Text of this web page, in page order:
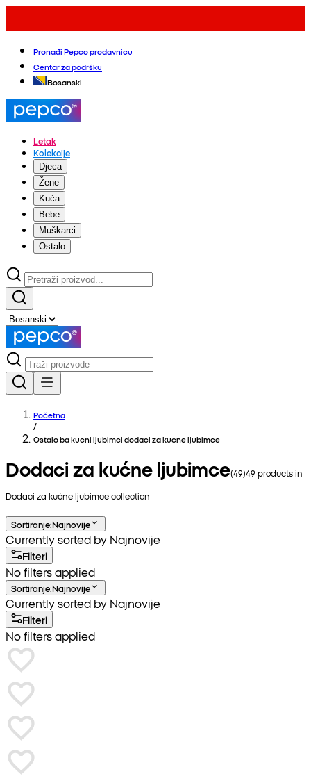
Pronađi Pepco prodavnicu
Centar za podršku
Bosanski
Letak
Kolekcije
Djeca
Žene
Kuća
Bebe
Muškarci
Ostalo
Početna
/
Ostalo ba kucni ljubimci dodaci za kucne ljubimce
Dodaci za kućne ljubimce(49)49 products in
Dodaci za kućne ljubimcecollection
Sortiranje:Najnovije
Currently sorted by Najnovije
Filteri
No filters applied
Sortiranje:Najnovije
Currently sorted by Najnovije
Filteri
No filters applied